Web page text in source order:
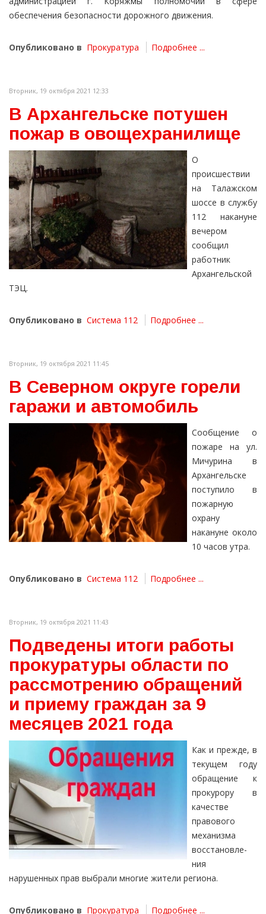
обеспечения безопасности дорожного движения.
Опубликовано в Прокуратура Подробнее ...
Вторник, 19 октября 2021 12:33
В Архангельске потушен
пожар в овощехранилище
О
происшествии
на Талажском
шоссе в службу
112 накануне
вечером
сообщил
работник
Архангельской
ТЭЦ.
Опубликовано в Система 112 Подробнее ...
Вторник, 19 октября 2021 11:45
В Северном округе горели
гаражи и автомобиль
Сообщение о
пожаре на ул.
Мичурина в
Архангельске
поступило в
пожарную
охрану
накануне около
10 часов утра.
Опубликовано в Система 112 Подробнее ...
Вторник, 19 октября 2021 11:43
Подведены итоги работы
прокуратуры области по
рассмотрению обращений
и приему граждан за 9
месяцев 2021 года
Как и прежде, в
текущем году
обращение к
прокурору в
качестве
правового
меха­низма
восстанов­ле­
ния
нарушенных прав выбрали многие жи­тели реги­она.
Опубликовано в Прокуратура Подробнее ...